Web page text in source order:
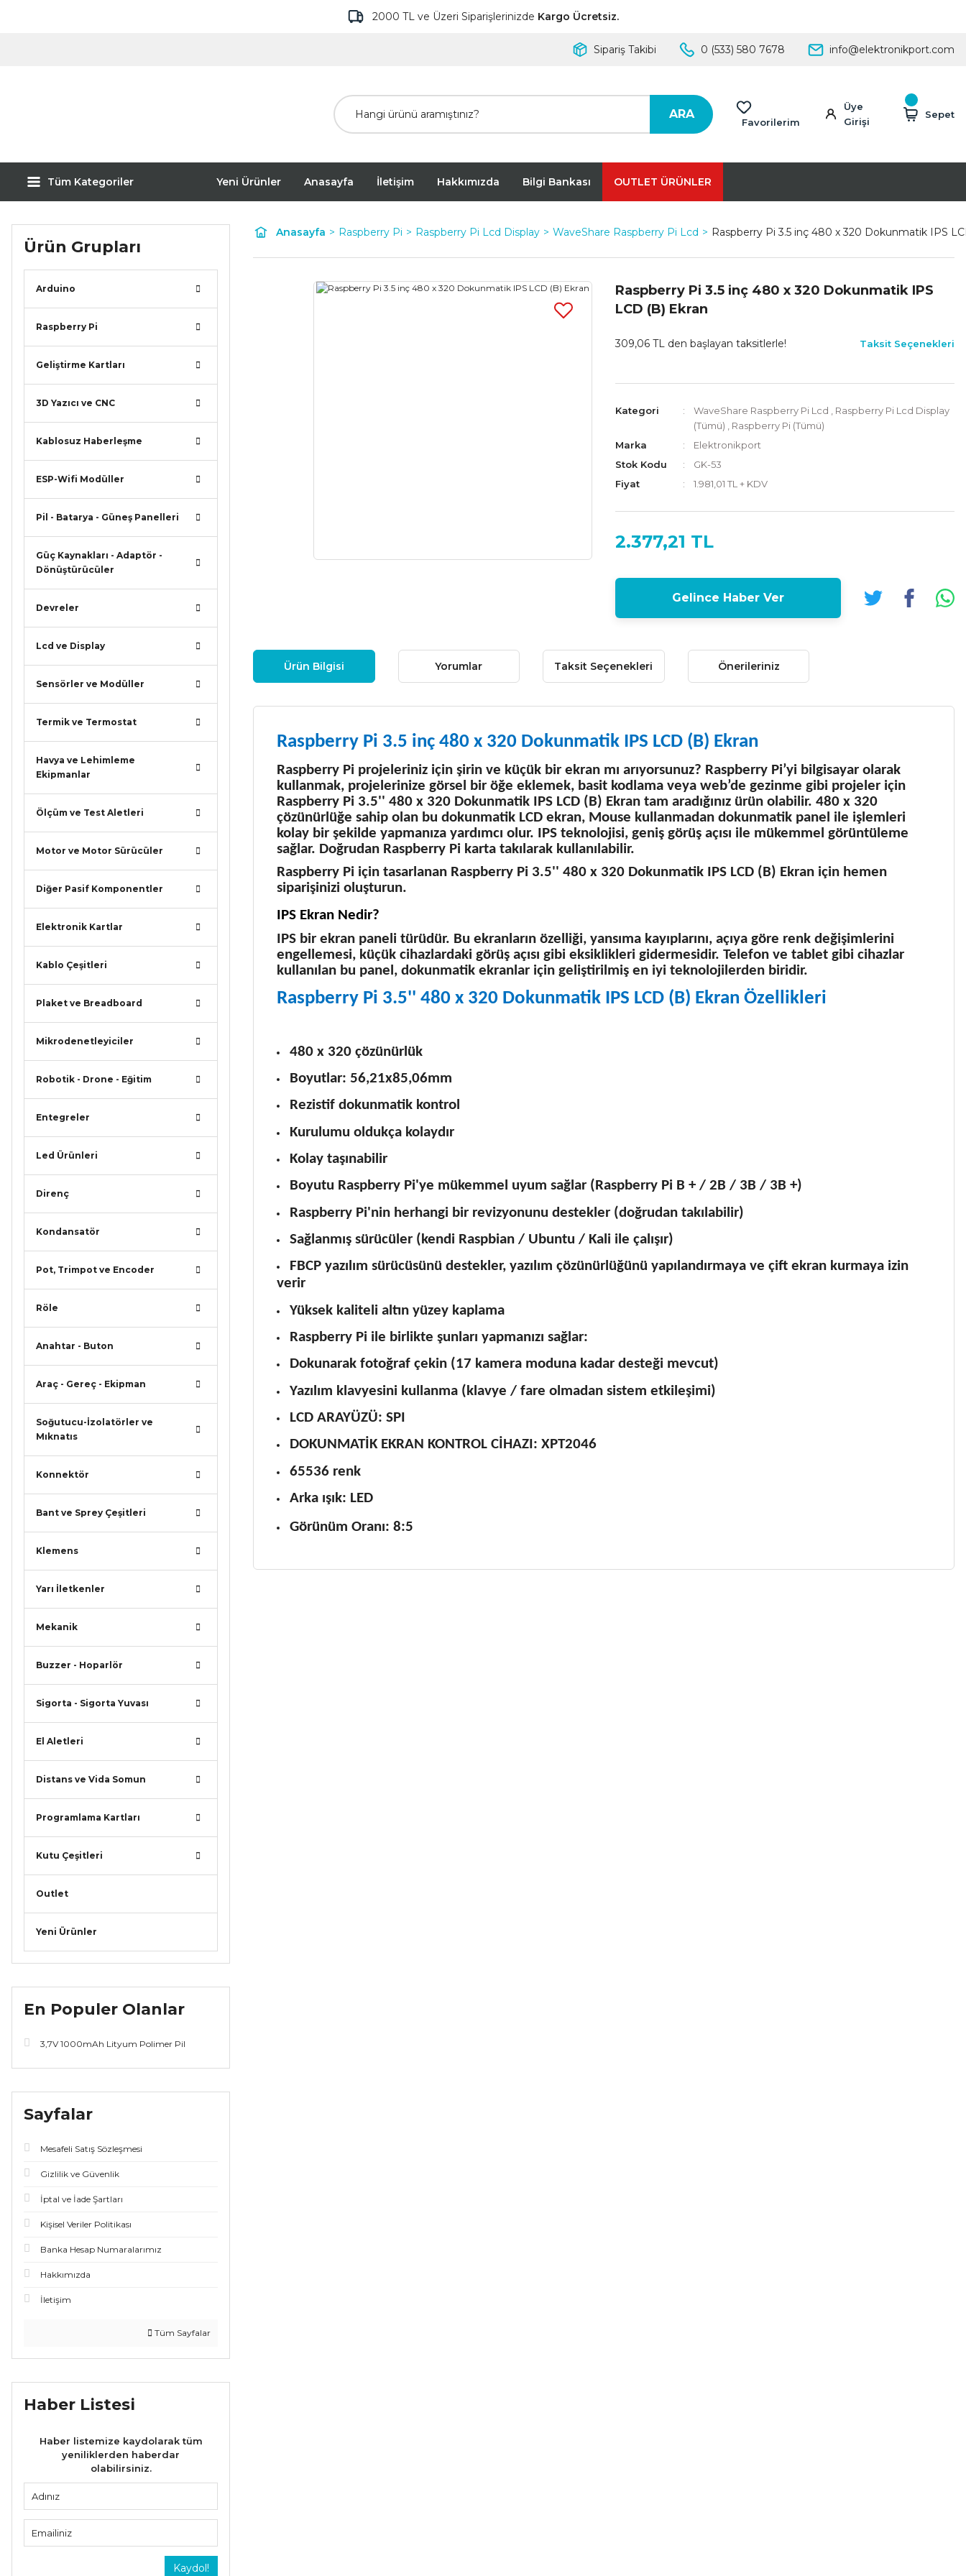
2000 TL ve Üzeri Siparişlerinizde Kargo Ücretsiz.
Sipariş Takibi 0 (533) 580 7678 info@elektronikport.com
ARA
Favorilerim
Üye
Girişi
Sepet
Tüm Kategoriler Yeni Ürünler Anasayfa İletişim Hakkımızda Bilgi Bankası OUTLET ÜRÜNLER
Ürün Grupları
Arduino
Raspberry Pi
Geliştirme Kartları
3D Yazıcı ve CNC
Kablosuz Haberleşme
ESP-Wifi Modüller
Pil - Batarya - Güneş Panelleri
Güç Kaynakları - Adaptör -
Dönüştürücüler
Devreler
Lcd ve Display
Sensörler ve Modüller
Termik ve Termostat
Havya ve Lehimleme
Ekipmanlar
Ölçüm ve Test Aletleri
Motor ve Motor Sürücüler
Diğer Pasif Komponentler
Elektronik Kartlar
Kablo Çeşitleri
Plaket ve Breadboard
Mikrodenetleyiciler
Robotik - Drone - Eğitim
Entegreler
Led Ürünleri
Direnç
Kondansatör
Pot, Trimpot ve Encoder
Röle
Anahtar - Buton
Araç - Gereç - Ekipman
Soğutucu-İzolatörler ve
Mıknatıs
Konnektör
Bant ve Sprey Çeşitleri
Klemens
Yarı İletkenler
Mekanik
Buzzer - Hoparlör
Sigorta - Sigorta Yuvası
El Aletleri
Distans ve Vida Somun
Programlama Kartları
Kutu Çeşitleri
Outlet
Yeni Ürünler
En Populer Olanlar
3,7V 1000mAh Lityum Polimer Pil
Sayfalar
Mesafeli Satış Sözleşmesi
Gizlilik ve Güvenlik
İptal ve İade Şartları
Kişisel Veriler Politikası
Banka Hesap Numaralarımız
Hakkımızda
İletişim
Tüm Sayfalar
Haber Listesi
Haber listemize kaydolarak tüm
yeniliklerden haberdar
olabilirsiniz.
Kaydol!
Anasayfa Raspberry Pi Raspberry Pi Lcd Display WaveShare Raspberry Pi Lcd Raspberry Pi 3.5 inç 480 x 320 Dokunmatik IPS
Raspberry Pi 3.5 inç 480 x 320 Dokunmatik IPS
LCD (B) Ekran
309,06 TL den başlayan taksitlerle! Taksit Seçenekleri
Kategori WaveShare Raspberry Pi Lcd
Raspberry Pi Lcd Display
(Tümü)
Raspberry Pi (Tümü)
Marka
Elektronikport
Stok Kodu
GK-53
Fiyat
1.981,01 TL + KDV
2.377,21 TL
Gelince Haber Ver
Ürün Bilgisi Yorumlar Taksit Seçenekleri Önerileriniz
Raspberry Pi 3.5 inç 480 x 320 Dokunmatik IPS LCD (B) Ekran
Raspberry Pi projeleriniz için şirin ve küçük bir ekran mı arıyorsunuz? Raspberry Pi’yi bilgisayar olarak
kullanmak, projelerinize görsel bir öğe eklemek, basit kodlama veya web’de gezinme gibi projeler için
Raspberry Pi 3.5'' 480 x 320 Dokunmatik IPS LCD (B) Ekran tam aradığınız ürün olabilir. 480 x 320
çözünürlüğe sahip olan bu dokunmatik LCD ekran, Mouse kullanmadan dokunmatik panel ile işlemleri
kolay bir şekilde yapmanıza yardımcı olur. IPS teknolojisi, geniş görüş açısı ile mükemmel görüntüleme
sağlar. Doğrudan Raspberry Pi karta takılarak kullanılabilir.
Raspberry Pi için tasarlanan Raspberry Pi 3.5'' 480 x 320 Dokunmatik IPS LCD (B) Ekran için hemen
siparişinizi oluşturun.
IPS Ekran Nedir?
IPS bir ekran paneli türüdür. Bu ekranların özelliği, yansıma kayıplarını, açıya göre renk değişimlerini
engellemesi, küçük cihazlardaki görüş açısı gibi eksiklikleri gidermesidir. Telefon ve tablet gibi cihazlar
kullanılan bu panel, dokunmatik ekranlar için geliştirilmiş en iyi teknolojilerden biridir.
Raspberry Pi 3.5'' 480 x 320 Dokunmatik IPS LCD (B) Ekran Özellikleri
480 x 320 çözünürlük
Boyutlar: 56,21x85,06mm
Rezistif dokunmatik kontrol
Kurulumu oldukça kolaydır
Kolay taşınabilir
Boyutu Raspberry Pi'ye mükemmel uyum sağlar (Raspberry Pi B + / 2B / 3B / 3B +)
Raspberry Pi'nin herhangi bir revizyonunu destekler (doğrudan takılabilir)
Sağlanmış sürücüler (kendi Raspbian / Ubuntu / Kali ile çalışır)
FBCP yazılım sürücüsünü destekler, yazılım çözünürlüğünü yapılandırmaya ve çift ekran kurmaya izin
verir
Yüksek kaliteli altın yüzey kaplama
Raspberry Pi ile birlikte şunları yapmanızı sağlar:
Dokunarak fotoğraf çekin (17 kamera moduna kadar desteği mevcut)
Yazılım klavyesini kullanma (klavye / fare olmadan sistem etkileşimi)
LCD ARAYÜZÜ: SPI
DOKUNMATİK EKRAN KONTROL CİHAZI: XPT2046
65536 renk
Arka ışık: LED
Görünüm Oranı: 8:5